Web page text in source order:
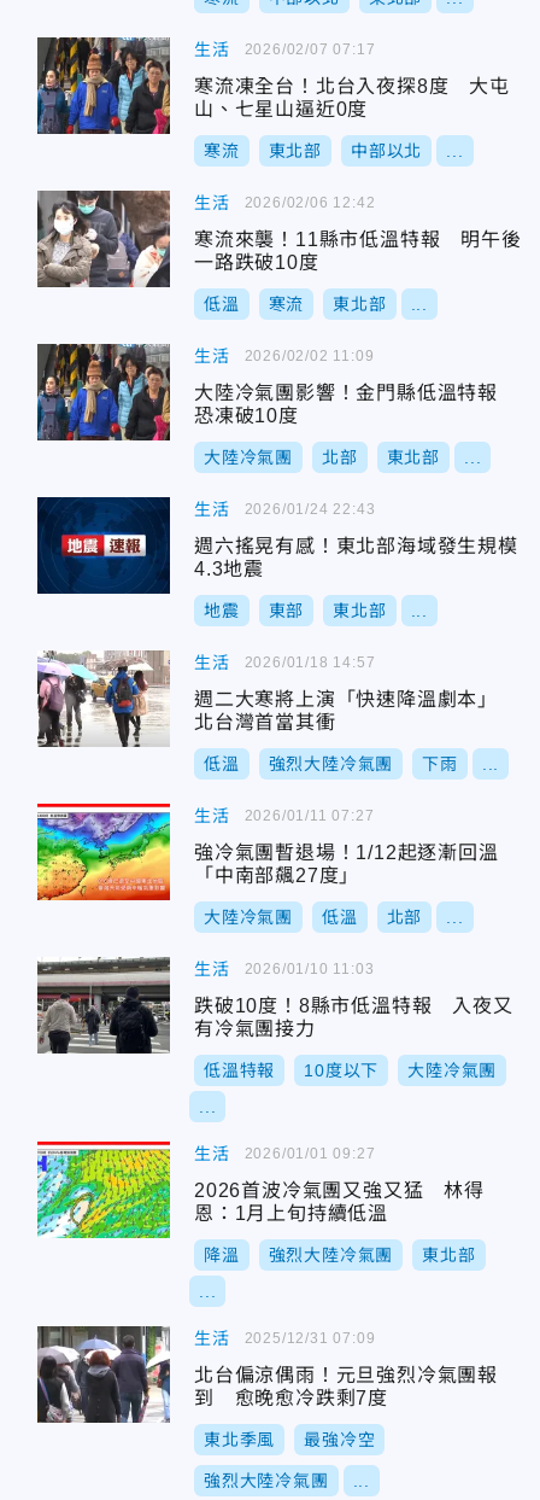
生活
寒流凍全台！北台入夜探8度 大屯
山、七星山逼近0度
寒流 東北部 中部以北
2026/02/07 07:17
生活
寒流來襲！11縣市低溫特報 明午後
一路跌破10度
低溫 寒流 東北部
2026/02/06 12:42
生活
大陸冷氣團影響！金門縣低溫特報
恐凍破10度
大陸冷氣團 北部 東北部
2026/02/02 11:09
生活
週六搖晃有感！東北部海域發生規模
4.3地震
地震 東部 東北部
2026/01/24 22:43
生活
週二大寒將上演「快速降溫劇本」
北台灣首當其衝
低溫 強烈大陸冷氣團 下雨
2026/01/18 14:57
生活
強冷氣團暫退場！1/12起逐漸回溫
「中南部飆27度」
大陸冷氣團 低溫 北部
2026/01/11 07:27
生活
跌破10度！8縣市低溫特報 入夜又
有冷氣團接力
低溫特報 10度以下 大陸冷氣團
2026/01/10 11:03
生活
2026首波冷氣團又強又猛 林得
恩：1月上旬持續低溫
降溫 強烈大陸冷氣團 東北部
2026/01/01 09:27
生活
北台偏涼偶雨！元旦強烈冷氣團報
到 愈晚愈冷跌剩7度
東北季風 最強冷空
強烈大陸冷氣團
2025/12/31 07:09